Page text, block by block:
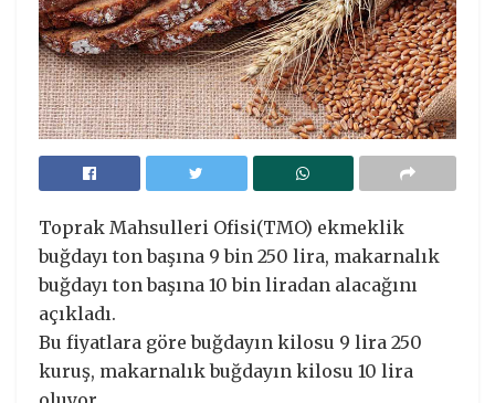
Toprak Mahsulleri Ofisi(TMO) ekmeklik
buğdayı ton başına 9 bin 250 lira, makarnalık
buğdayı ton başına 10 bin liradan alacağını
açıkladı.
Bu fiyatlara göre buğdayın kilosu 9 lira 250
kuruş, makarnalık buğdayın kilosu 10 lira